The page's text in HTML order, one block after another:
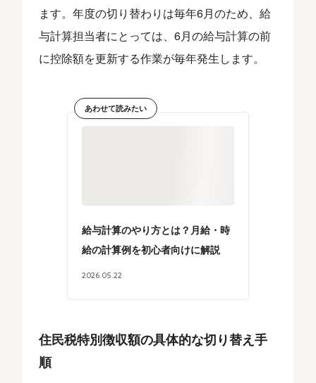
ます。年度の切り替わりは毎年6月のため、給
与計算担当者にとっては、6月の給与計算の前
に控除額を更新する作業が毎年発生します。
あわせて読みたい
給与計算のやり方とは？月給・時
給の計算例を初心者向けに解説
2026.05.22
住民税特別徴収額の具体的な切り替え手
順